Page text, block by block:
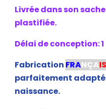
Livrée dans son
plastifiée.
Délai de conception:
Fabrication FRANÇA
parfaitement adapté
naissance.